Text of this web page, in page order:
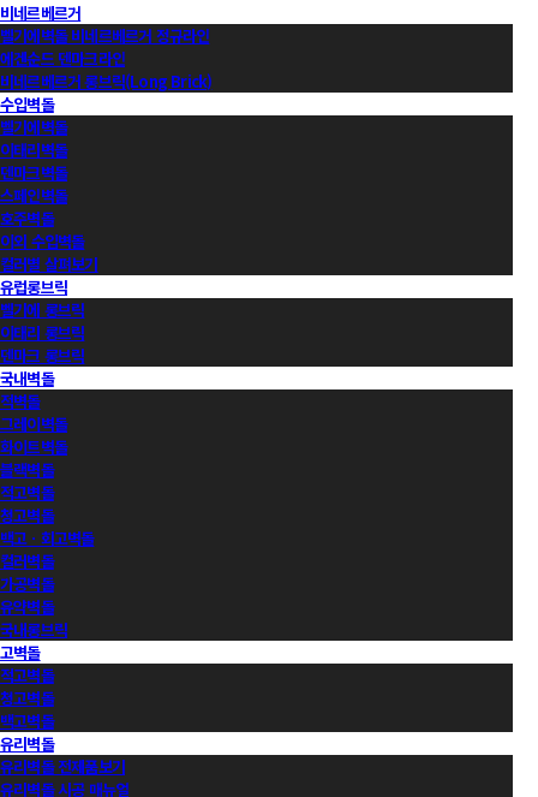
비네르베르거
벨기에벽돌 비네르베르거 정규라인
에겐순드 덴마크라인
비네르베르거 롱브릭(Long Brick)
수입벽돌
벨기에벽돌
이태리벽돌
덴마크벽돌
스페인벽돌
호주벽돌
이외 수입벽돌
컬러별 살펴보기
유럽롱브릭
벨기에 롱브릭
이태리 롱브릭
덴마크 롱브릭
국내벽돌
적벽돌
그레이벽돌
화이트벽돌
블랙벽돌
적고벽돌
청고벽돌
백고ㆍ회고벽돌
컬러벽돌
가공벽돌
유약벽돌
국내롱브릭
고벽돌
적고벽돌
청고벽돌
백고벽돌
유리벽돌
유리벽돌 전제품보기
유리벽돌 시공 매뉴얼